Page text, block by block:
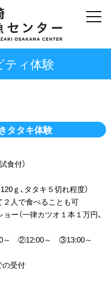
ティ体験
タタキ体験
食付）
ｇ、タタキ５切れ程度）
人で食べることも可
ー（一律カツオ１本１万円、
～ ②12:00～ ③13:00～
受付